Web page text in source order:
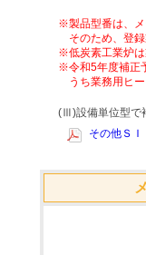
※製品型番は、メ
そのため、登
※低炭素工業炉は
※令和5年度補正
うち業務用ヒ
(Ⅲ)設備単位型で
その他Ｓ